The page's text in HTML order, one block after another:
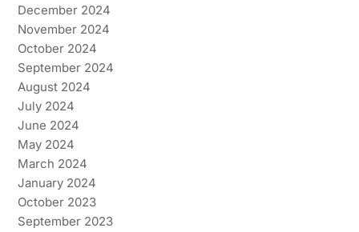
December 2024
November 2024
October 2024
September 2024
August 2024
July 2024
June 2024
May 2024
March 2024
January 2024
October 2023
September 2023